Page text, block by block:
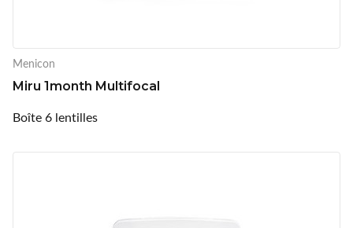
Menicon
Miru 1month Multifocal
Boîte 6 lentilles